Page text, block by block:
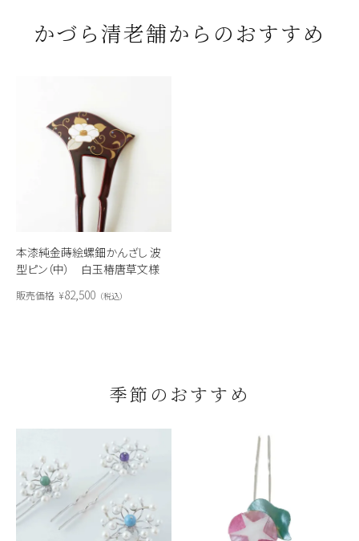
かづら清老舗からのおすすめ
本漆純金蒔絵螺鈿かんざし 波
型ピン（中） 白玉椿唐草文様
販売価格 ¥82,500 税込
季節のおすすめ